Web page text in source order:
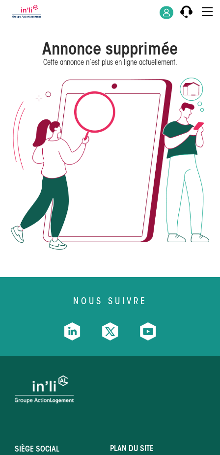
Annonce supprimée
Cette annonce n’est plus en ligne actuellement.
NOUS SUIVRE
SIÈGE SOCIAL PLAN DU SITE